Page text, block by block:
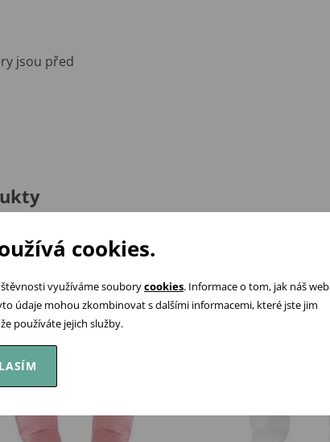
jsou před
cookies.
využíváme souborycookies. Informace o tom, jak náš web
údaje mohou zkombinovat s dalšími informacemi, které jste jim
používáte jejich služby.